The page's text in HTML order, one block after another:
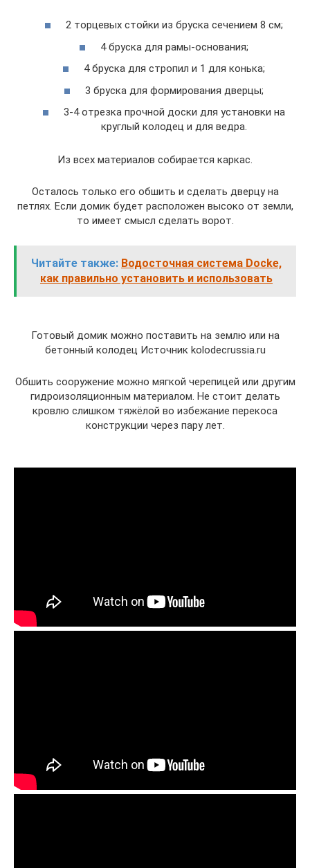
2 торцевых стойки из бруска сечением 8 см;
4 бруска для рамы-основания;
4 бруска для стропил и 1 для конька;
3 бруска для формирования дверцы;
3-4 отрезка прочной доски для установки на
круглый колодец и для ведра.
Из всех материалов собирается каркас.
Осталось только его обшить и сделать дверцу на
петлях. Если домик будет расположен высоко от земли,
то имеет смысл сделать ворот.
Читайте также: Водосточная система Docke,
как правильно установить и использовать
Готовый домик можно поставить на землю или на
бетонный колодец Источник kolodecrussia.ru
Обшить сооружение можно мягкой черепицей или другим
гидроизоляционным материалом. Не стоит делать
кровлю слишком тяжёлой во избежание перекоса
конструкции через пару лет.